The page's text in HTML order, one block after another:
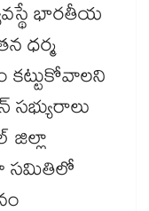
భారతీయ
ధర్మ
కట్టుకోవాలని
జిల్లా
సమితిలో